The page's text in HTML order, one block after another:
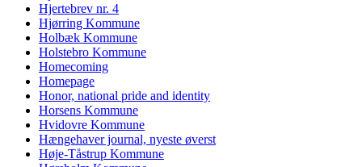
Hjertebrev nr. 4
Hjørring Kommune
Holbæk Kommune
Holstebro Kommune
Homecoming
Homepage
Honor, national pride and identity
Horsens Kommune
Hvidovre Kommune
Hængehaver journal, nyeste øverst
Høje-Tåstrup Kommune